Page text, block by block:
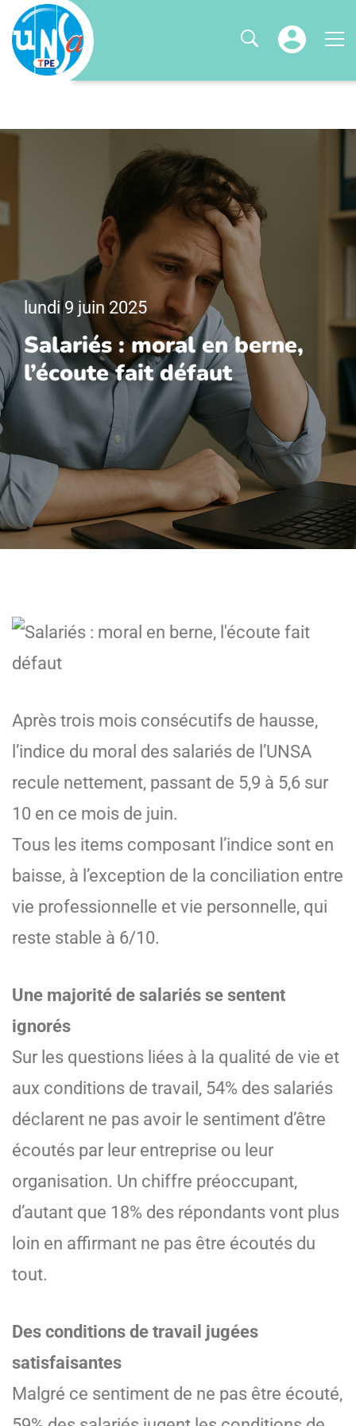
lundi 9 juin 2025
Salariés : moral en berne,
l’écoute fait défaut
Après trois mois consécutifs de hausse,
l’indice du moral des salariés de l’UNSA
recule nettement, passant de 5,9 à 5,6 sur
10 en ce mois de juin.
Tous les items composant l’indice sont en
baisse, à l’exception de la conciliation entre
vie professionnelle et vie personnelle, qui
reste stable à 6/10.
Une majorité de salariés se sentent
ignorés
Sur les questions liées à la qualité de vie et
aux conditions de travail, 54% des salariés
déclarent ne pas avoir le sentiment d’être
écoutés par leur entreprise ou leur
organisation. Un chiffre préoccupant,
d’autant que 18% des répondants vont plus
loin en affirmant ne pas être écoutés du
tout.
Des conditions de travail jugées
satisfaisantes
Malgré ce sentiment de ne pas être écouté,